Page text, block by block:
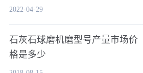
2022-04-29
石灰石球磨机磨型号产量市场价
格是多少